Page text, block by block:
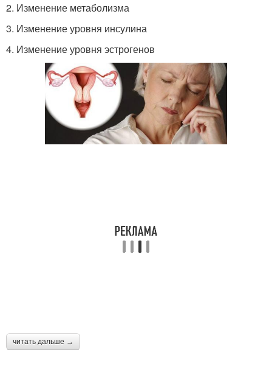
2. Изменение метаболизма
3. Изменение уровня инсулина
4. Изменение уровня эстрогенов
читать дальше →